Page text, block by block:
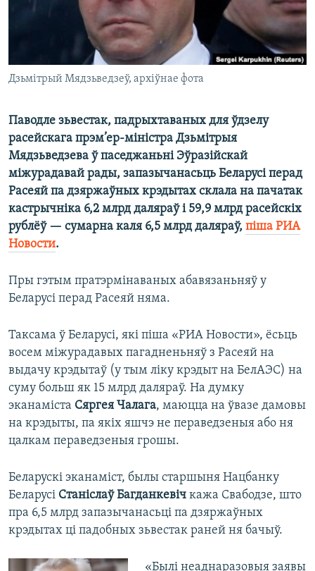
Дзьмітрый Мядзьведзеў, архіўнае фота
Паводле зьвестак, падрыхтаваных для ўдзелу
расейскага прэм’ер-міністра Дзьмітрыя
Мядзьведзева ў паседжаньні Эўразійскай
міжурадавай рады, запазычанасьць Беларусі перад
Расеяй па дзяржаўных крэдытах склала на пачатак
кастрычніка 6,2 млрд даляраў і 59,9 млрд расейскіх
рублёў — сумарна каля 6,5 млрд даляраў, піша РИА
Новости.
Пры гэтым пратэрмінаваных абавязаньняў у
Беларусі перад Расеяй няма.
Таксама ў Беларусі, які піша «РИА Новости», ёсьць
восем міжурадавых пагадненьняў з Расеяй на
выдачу крэдытаў (у тым ліку крэдыт на БелАЭС) на
суму больш як 15 млрд даляраў. На думку
эканаміста Сяргея Чалага, маюцца на ўвазе дамовы
на крэдыты, па якіх яшчэ не пераведзеныя або ня
цалкам пераведзеныя грошы.
Беларускі эканаміст, былы старшыня Нацбанку
Беларусі Станіслаў Багданкевіч кажа Свабодзе, што
пра 6,5 млрд запазычанасьці па дзяржаўных
крэдытах ці падобных зьвестак раней ня бачыў.
«Былі неаднаразовыя заявы